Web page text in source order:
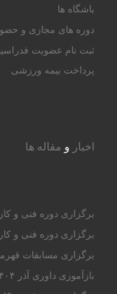
باشگاه ها
دوره های مجازی و
ثبت نام عضویت
پرداخت بیمه ورزشی
اخبار و مقاله ها
برگزاری دوره فنی و
برگزاری دوره فنی و
برگزاری مسابقات
بازآموزی داوری آذر ۱۴۰۴